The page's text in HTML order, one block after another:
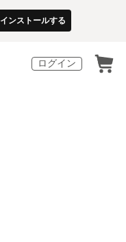
インストールする
ログイン